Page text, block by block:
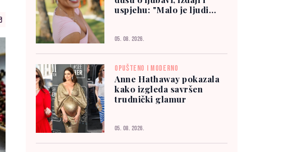
uspjehu: "Malo je ljudi
05. 08. 2026.
OPUŠTENO I MODERNO
Anne Hathaway pokazala
kako izgleda savršen
trudnički glamur
05. 08. 2026.